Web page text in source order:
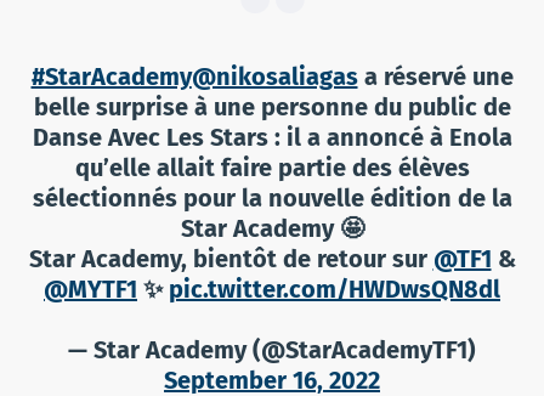
#StarAcademy@nikosaliagasa réservé une
belle surprise à une personne du public de
Danse Avec Les Stars : il a annoncé à Enola
qu’elle allait faire partie des élèves
sélectionnés pour la nouvelle édition de la
Star Academy 🤩
Star Academy, bientôt de retour sur @TF1 &
@MYTF1 ✨ pic.twitter.com/HWDwsQN8dl
— Star Academy (@StarAcademyTF1)
September 16, 2022